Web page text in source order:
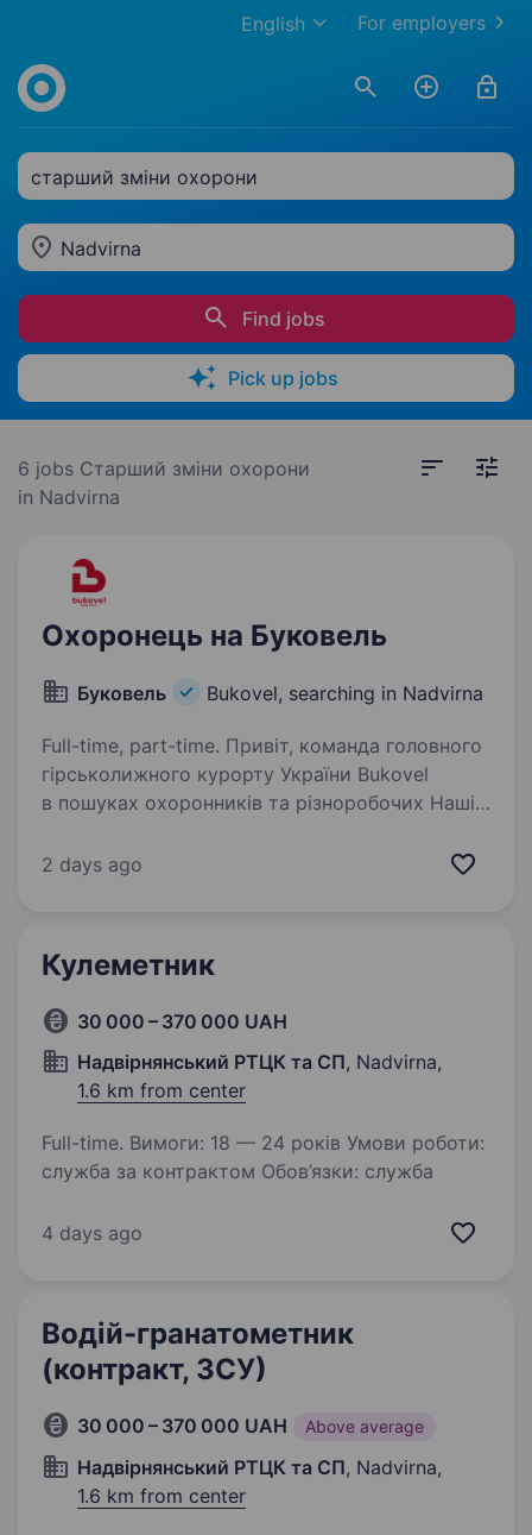
For employers
English
старший зміни охорони
Nadvirna
Find jobs
Pick up jobs
6 jobs Старший зміни охорони
in Nadvirna
Охоронець на Буковель
Буковель Bukovel, searching in Nadvirna
Full-time, part-time. Привіт, команда головного
гірськолижного курорту України Bukovel
в пошуках охоронників та різноробочих Наші
та вміння чітко виконувати поставлені
2 days ago
Кулеметник
30 000 – 370 000 UAH
Надвірнянський РТЦК та СП, Nadvirna,
1.6 km from center
Full-time. Вимоги: 18 — 24 років Умови роботи:
служба за контрактом Обов’язки: служба
4 days ago
Водій-гранатометник
(контракт, ЗСУ)
30 000 – 370 000 UAH Above average
Надвірнянський РТЦК та СП, Nadvirna,
1.6 km from center